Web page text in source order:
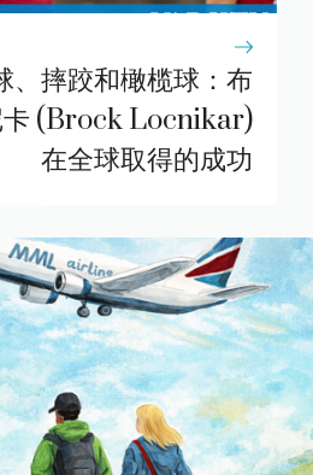
、摔跤和橄榄球：布
卡 (Brock Locnikar)
在全球取得的成功